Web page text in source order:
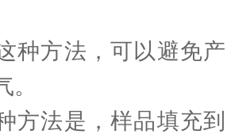
种方法，可以避免
方法是，样品填充